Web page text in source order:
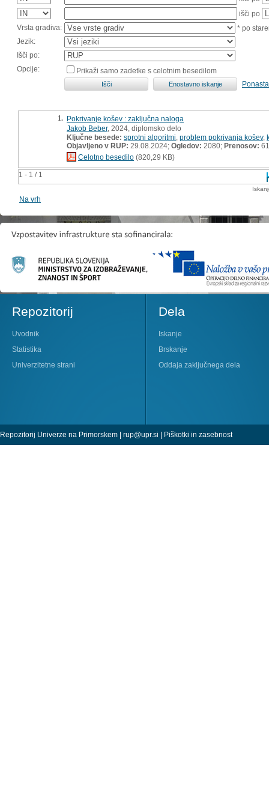
išči po
Vrsta gradiva:
* po
Jezik:
Išči po:
Opcije:
Prikaži samo zadetke s celotnim besedilom
1 - 1 / 1
1. Pokrivanje košev : zaključna naloga
Jakob Beber, 2024, diplomsko delo
Ključne besede: sprotni algoritmi problem pokrivanja košev,
Objavljeno v RUP: 29.08.2024; Ogledov: 2080; Prenosov: 61
Celotno besedilo (820,29 KB)
Na vrh
Repozitorij
Uvodnik
Statistika
Univerzitetne strani
Dela
Iskanje
Brskanje
Oddaja zaključnega dela
Repozitorij Univerze na Primorskem | rup@upr.si | Piškotki in zasebnost